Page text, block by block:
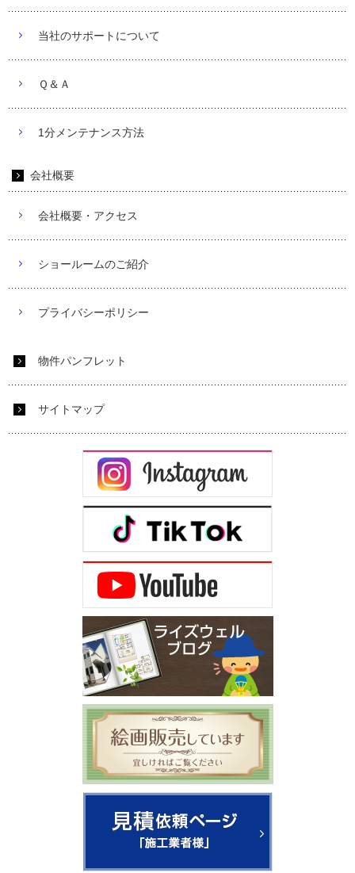
当社のサポートについて
Ｑ＆Ａ
1分メンテナンス方法
会社概要
会社概要・アクセス
ショールームのご紹介
プライバシーポリシー
物件パンフレット
サイトマップ